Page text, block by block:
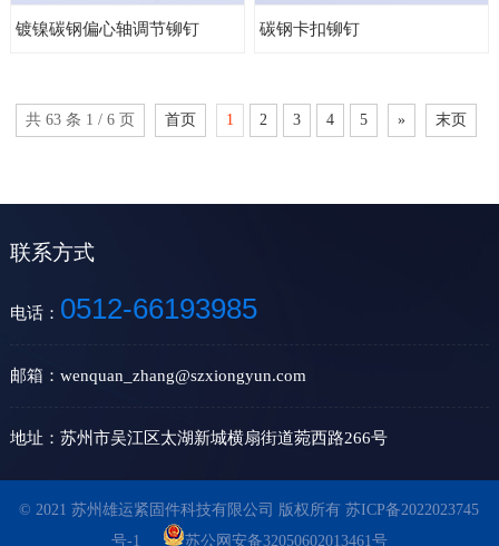
镀镍碳钢偏心轴调节铆钉 碳钢卡扣铆钉
共 63 条 1 / 6 页 首页 1 2 3 4 5 » 末页
联系方式
电话： 0512-66193985
邮箱：wenquan_zhang@szxiongyun.com
地址：苏州市吴江区太湖新城横扇街道菀西路266号
© 2021 苏州雄运紧固件科技有限公司 版权所有苏ICP备2022023745
号-1
苏公网安备32050602013461号